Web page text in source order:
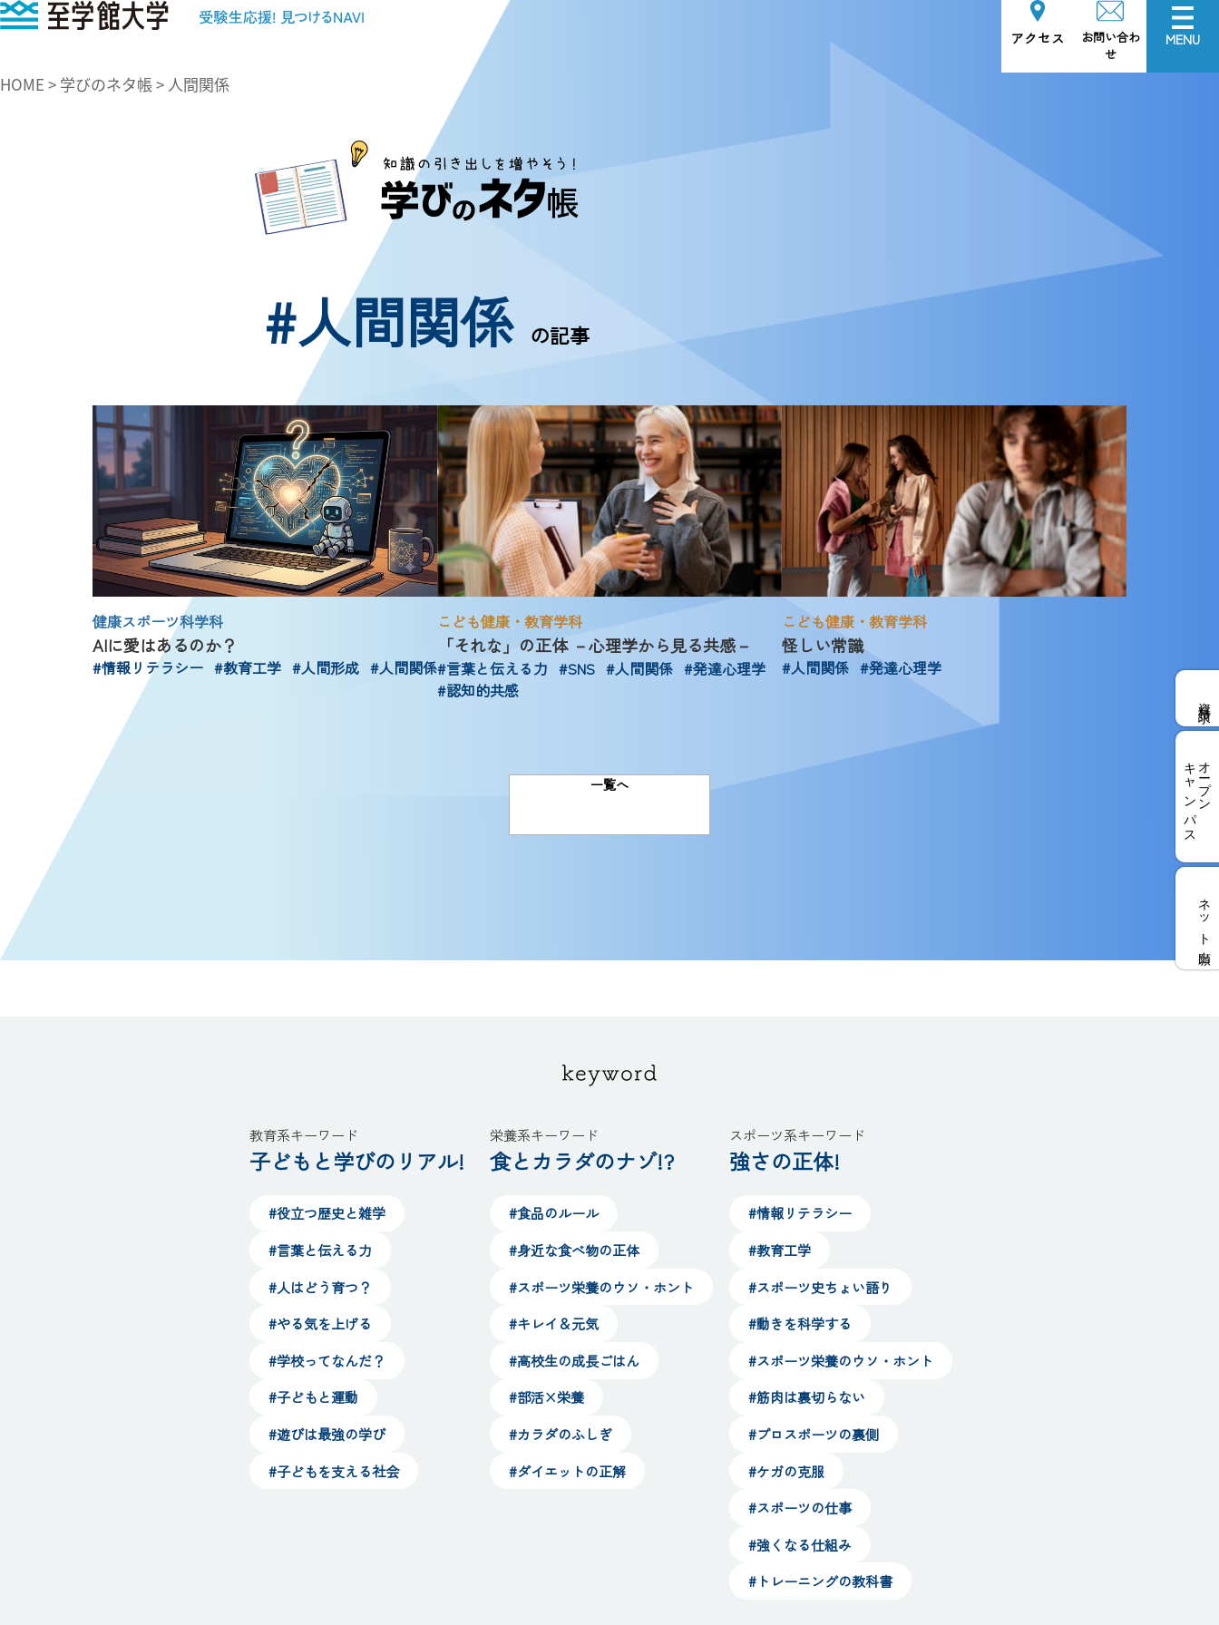
至学館大学
アクセス
お問い合わ
せ
MENU
オープン
キャンパス
ネット出願
HOME > 学びのネタ帳> 人間関係
#人間関係 の記事
健康スポーツ科学科
AIに愛はあるのか？
#情報リテラシー #教育工学 #人間形成 #人間関係
こども健康・教育学科
「それな」の正体 －心理学から見る共感－
#言葉と伝える力 #SNS #人間関係 #発達心理学
#認知的共感
こども健康・教育学科
怪しい常識
#人間関係 #発達心理学
一覧へ
教育系キーワード
子どもと学びのリアル!
#役立つ歴史と雑学
#言葉と伝える力
#人はどう育つ？
#やる気を上げる
#学校ってなんだ？
#子どもと運動
#遊びは最強の学び
#子どもを支える社会
栄養系キーワード
食とカラダのナゾ!?
#食品のルール
#身近な食べ物の正体
#スポーツ栄養のウソ・ホント
#キレイ＆元気
#高校生の成長ごはん
#部活×栄養
#カラダのふしぎ
#ダイエットの正解
スポーツ系キーワード
強さの正体!
#情報リテラシー
#教育工学
#スポーツ史ちょい語り
#動きを科学する
#スポーツ栄養のウソ・ホント
#筋肉は裏切らない
#プロスポーツの裏側
#ケガの克服
#スポーツの仕事
#強くなる仕組み
#トレーニングの教科書